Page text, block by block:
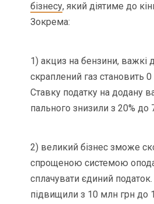
бізнесу, який діятиме до
Зокрема:
1) акциз на бензини, важкі
скраплений газ становить 0
Ставку податку на додану
пального знизили з 20% до
2) великий бізнес зможе
спрощеною системою
сплачувати єдиний податок.
підвищили з 10 млн грн до